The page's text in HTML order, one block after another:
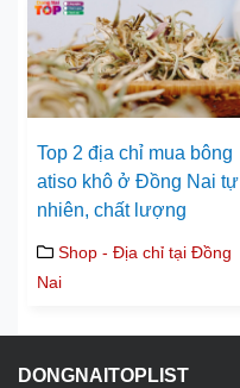
Top 2 địa chỉ mua bông
atiso khô ở Đồng Nai tự
nhiên, chất lượng
Shop - Địa chỉ tại Đồng
Nai
DONGNAITOPLIST